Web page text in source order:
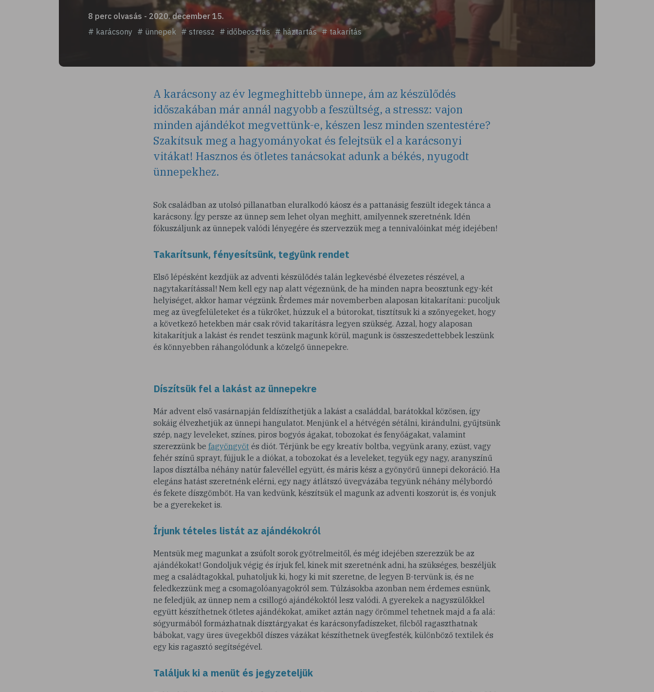
8 perc olvasás - 2020. december 15.
# karácsony # ünnepek # stressz # időbeosztás # háztartás # takarítás
A karácsony az év legmeghittebb ünnepe, ám az készülődés
időszakában már annál nagyobb a feszültség, a stressz: vajon
minden ajándékot megvettünk-e, készen lesz minden szentestére?
Szakítsuk meg a hagyományokat és felejtsük el a karácsonyi
vitákat! Hasznos és ötletes tanácsokat adunk a békés, nyugodt
ünnepekhez.
Sok családban az utolsó pillanatban eluralkodó káosz és a pattanásig feszült idegek tánca a
karácsony. Így persze az ünnep sem lehet olyan meghitt, amilyennek szeretnénk. Idén
fókuszáljunk az ünnepek valódi lényegére és szervezzük meg a tennivalóinkat még idejében!
Takarítsunk, fényesítsünk, tegyünk rendet
Első lépésként kezdjük az adventi készülődés talán legkevésbé élvezetes részével, a
nagytakarítással! Nem kell egy nap alatt végeznünk, de ha minden napra beosztunk egy-két
helyiséget, akkor hamar végzünk. Érdemes már novemberben alaposan kitakarítani: pucoljuk
meg az üvegfelületeket és a tükröket, húzzuk el a bútorokat, tisztítsuk ki a szőnyegeket, hogy
a következő hetekben már csak rövid takarításra legyen szükség. Azzal, hogy alaposan
kitakarítjuk a lakást és rendet teszünk magunk körül, magunk is összeszedettebbek leszünk
és könnyebben ráhangolódunk a közelgő ünnepekre.
Díszítsük fel a lakást az ünnepekre
Már advent első vasárnapján feldíszíthetjük a lakást a családdal, barátokkal közösen, így
sokáig élvezhetjük az ünnepi hangulatot. Menjünk el a hétvégén sétálni, kirándulni, gyűjtsünk
szép, nagy leveleket, színes, piros bogyós ágakat, tobozokat és fenyőágakat, valamint
szerezzünk be fagyöngyötés diót. Térjünk be egy kreatív boltba, vegyünk arany, ezüst, vagy
fehér színű sprayt, fújjuk le a diókat, a tobozokat és a leveleket, tegyük egy nagy, aranyszínű
lapos dísztálba néhány natúr falevéllel együtt, és máris kész a gyönyörű ünnepi dekoráció. Ha
elegáns hatást szeretnénk elérni, egy nagy átlátszó üvegvázába tegyünk néhány mélybordó
és fekete díszgömböt. Ha van kedvünk, készítsük el magunk az adventi koszorút is, és vonjuk
be a gyerekeket is.
Írjunk tételes listát az ajándékokról
Mentsük meg magunkat a zsúfolt sorok gyötrelmeitől, és még idejében szerezzük be az
ajándékokat! Gondoljuk végig és írjuk fel, kinek mit szeretnénk adni, ha szükséges, beszéljük
meg a családtagokkal, puhatoljuk ki, hogy ki mit szeretne, de legyen B-tervünk is, és ne
feledkezzünk meg a csomagolóanyagokról sem. Túlzásokba azonban nem érdemes esnünk,
ne feledjük, az ünnep nem a csillogó ajándékoktól lesz valódi. A gyerekek a nagyszülőkkel
együtt készíthetnek ötletes ajándékokat, amiket aztán nagy örömmel tehetnek majd a fa alá:
sógyurmából formázhatnak dísztárgyakat és karácsonyfadíszeket, filcből ragaszthatnak
bábokat, vagy üres üvegekből díszes vázákat készíthetnek üvegfesték, különböző textilek és
egy kis ragasztó segítségével.
Találjuk ki a menüt és jegyzeteljük